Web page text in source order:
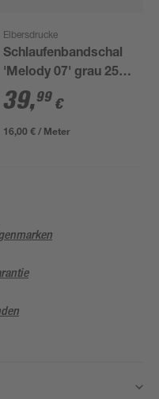
Elbersdrucke
Schlaufenbandschal
'Melody 07' grau 255
x 140 cm
39,99 €
16,00 € / Meter